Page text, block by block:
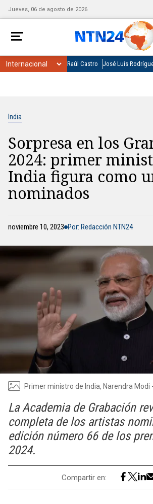
Jueves, 06 de agosto de 2026
Raúl Castro José Luis
India
Sorpresa en los
2024: primer
India figura como
nominados
noviembre 10, 2023 Por: Redacción NTN24
Primer ministro de India, Narendra Modi
La Academia de Grabación
completa de los artistas
edición número 66 de los
2024.
Compartir en: